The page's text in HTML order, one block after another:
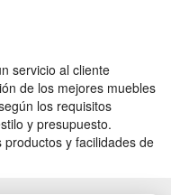
servicio al cliente
de los mejores muebles
los requisitos
y presupuesto.
y facilidades de